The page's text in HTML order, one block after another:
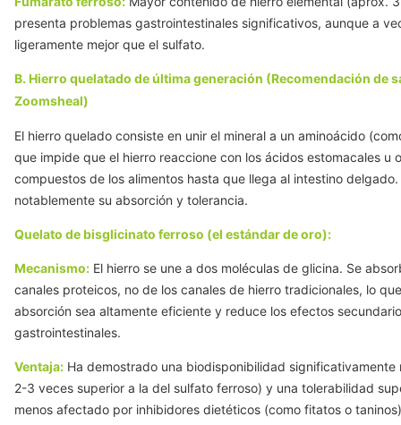
presenta problemas gastrointestinales significativos, aunque a
ligeramente mejor que el sulfato.
B. Hierro quelatado de última generación (Recomendación de
Zoomsheal)
El hierro quelado consiste en unir el mineral a un aminoácido
que impide que el hierro reaccione con los ácidos estomacales u
compuestos de los alimentos hasta que llega al intestino delgado.
notablemente su absorción y tolerancia.
Quelato de bisglicinato ferroso (el estándar de oro):
Mecanismo: El hierro se une a dos moléculas de glicina. Se
canales proteicos, no de los canales de hierro tradicionales, lo
absorción sea altamente eficiente y reduce los efectos
gastrointestinales.
Ventaja: Ha demostrado una biodisponibilidad significativamente
2-3 veces superior a la del sulfato ferroso) y una tolerabilidad
menos afectado por inhibidores dietéticos (como fitatos o